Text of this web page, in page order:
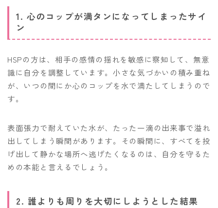
1. 心のコップが満タンになってしまったサイ
ン
HSPの方は、相手の感情の揺れを敏感に察知して、無意
識に自分を調整しています。小さな気づかいの積み重ね
が、いつの間にか心のコップを水で満たしてしまうので
す。
表面張力で耐えていた水が、たった一滴の出来事で溢れ
出してしまう瞬間があります。その瞬間に、すべてを投
げ出して静かな場所へ逃げたくなるのは、自分を守るた
めの本能と言えるでしょう。
2. 誰よりも周りを大切にしようとした結果